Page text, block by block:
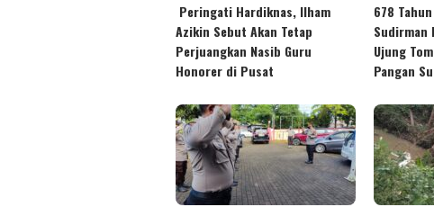
Peringati Hardiknas, Ilham
Azikin Sebut Akan Tetap
Perjuangkan Nasib Guru
Honorer di Pusat
678
Sudirman
Ujung
Pangan